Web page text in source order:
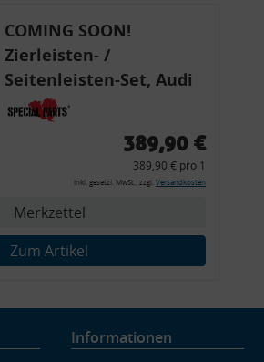
COMING SOON!
Zierleisten- /
Seitenleisten-Set, Audi
80 Cabrio, Coupe, S2, (6x
Zierleiste, 2x Kappe,
Montagewerkzeug)
389,90 €
389,90 € pro 1
inkl. gesetzl. MwSt., zzgl. Versandkosten
Merkzettel
Zum Artikel
Informationen